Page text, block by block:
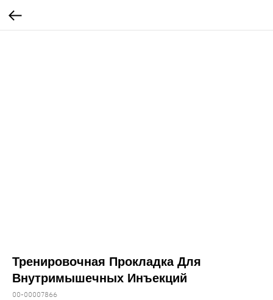
Тренировочная Прокладка Для
Внутримышечных Инъекций
00-00007866